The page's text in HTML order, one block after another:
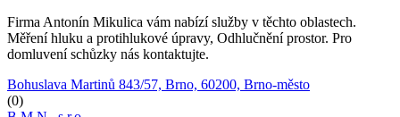
Firma Antonín Mikulica vám nabízí služby v těchto oblastech.
Měření hluku a protihlukové úpravy, Odhlučnění prostor. Pro
domluvení schůzky nás kontaktujte.
Bohuslava Martinů 843/57, Brno, 60200, Brno-město
(0)